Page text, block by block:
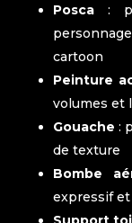
Posca:
cartoon
Peinture
volumes et
Gouache :
de texture
Bombe
expressif